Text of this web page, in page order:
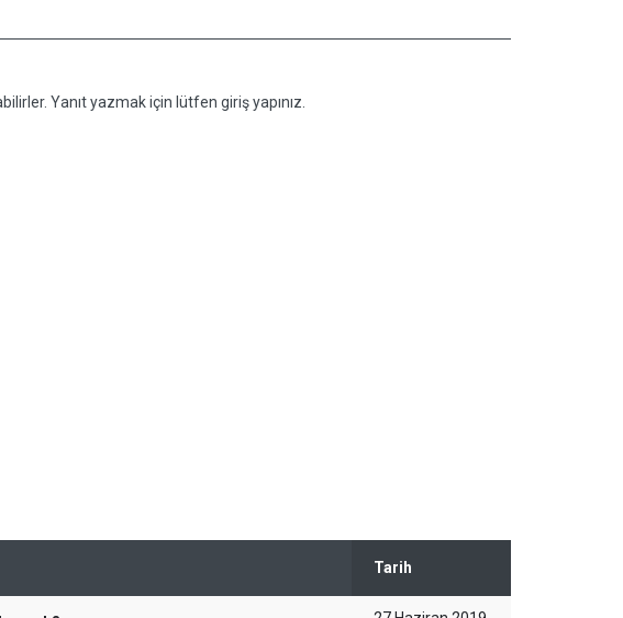
Yanıt yazmak için lütfen giriş yapınız.
Tarih